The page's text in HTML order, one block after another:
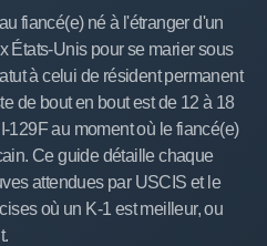
fiancé(e) né à l'étranger d'un
États-Unis pour se marier sous
à celui de résident permanent
de bout en bout est de 12 à 18
129F au moment où le fiancé(e)
Ce guide détaille chaque
attendues par USCIS et le
où un K-1 est meilleur, ou